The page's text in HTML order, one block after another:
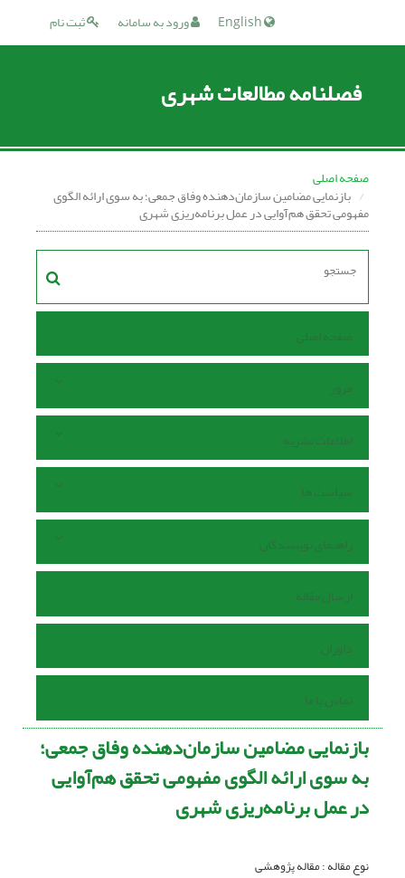
ثبت نام ورود به سامانه
فصلنامه مطالعات شهری
صفحه اصلی
بازنمایی مضامین سازمان‌دهنده وفاق جمعی؛ به سوی ارائه الگوی
مفهومی تحقق هم‌آوایی در عمل برنامه‌ریزی شهری
صفحه اصلی
مرور
اطلاعات نشریه
سیاست ها
راهنمای نویسندگان
ارسال مقاله
داوران
تماس با ما
بازنمایی مضامین سازمان‌دهنده وفاق جمعی؛
به سوی ارائه الگوی مفهومی تحقق هم‌آوایی
در عمل برنامه‌ریزی شهری
نوع مقاله : مقاله پژوهشی